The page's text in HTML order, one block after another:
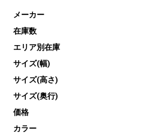
その他OA機器
コートハンガー・ポールハンガー
傘立て
食器棚・キッチンキャビネット
カタログスタンド
オフィスアクセサリーその他
カウンターテーブル
センターテーブル・サイドテーブ
ベンチ・スツール
ソファ
シェルフ
ダストボックス（ゴミ箱）
インテリア家具その他
冷蔵庫・洗濯機
空気清浄機・加湿器
液晶テレビ・モニター類
エアコン
照明機器
掃除機
季節家電
メーカー
在庫数
エリア別在庫
サイズ(幅)
サイズ(高さ)
サイズ(奥行)
価格
カラー